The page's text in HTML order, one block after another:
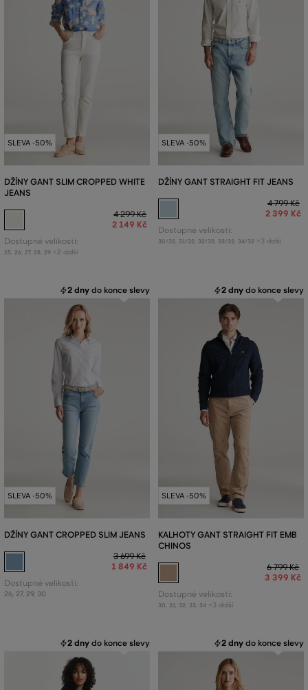
SLEVA -50%
DŽÍNY GANT SLIM CROPPED WHITE
JEANS
4 299 Kč
2 149 Kč
Dostupné velikosti:
25 26 27, 28 29 +2 další
SLEVA -50%
DŽÍNY GANT STRAIGHT FIT JEANS
4 799 Kč
2 399 Kč
Dostupné velikosti:
30/32 31/32 32/32 33/32 34/32 +3 další
2 dny do konce slevy
SLEVA -50%
DŽÍNY GANT CROPPED SLIM JEANS
3 699 Kč
1 849 Kč
Dostupné velikosti:
26, 27, 29, 30
2 dny do konce slevy
SLEVA -50%
KALHOTY GANT STRAIGHT FIT EMB
CHINOS
6 799 Kč
3 399 Kč
Dostupné velikosti:
30 31 32 33 34 +3 další
2 dny do konce slevy 2 dny do konce slevy